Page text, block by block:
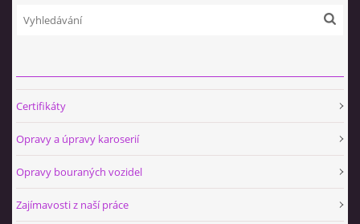
Certifikáty
Opravy a úpravy karoserií
Opravy bouraných vozidel
Zajímavosti z naší práce